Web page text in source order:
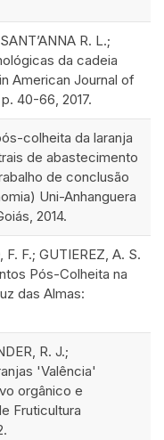
R. L.;
da cadeia
American Journal of
40-66, 2017.
colheita da laranja
de abastecimento
de conclusão
Uni-Anhanguera
2014.
F.; GUTIEREZ, A. S.
Pós-Colheita na
das Almas:
R. J.;
'Valência'
orgânico e
Fruticultura